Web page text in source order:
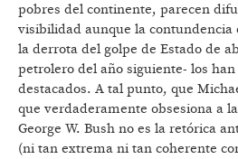
pobres del continente, parecen
visibilidad aunque la contundencia
la derrota del golpe de Estado de
petrolero del año siguiente- los
destacados. A tal punto, que
que verdaderamente obsesiona a
George W. Bush no es la retórica
(ni tan extrema ni tan coherente